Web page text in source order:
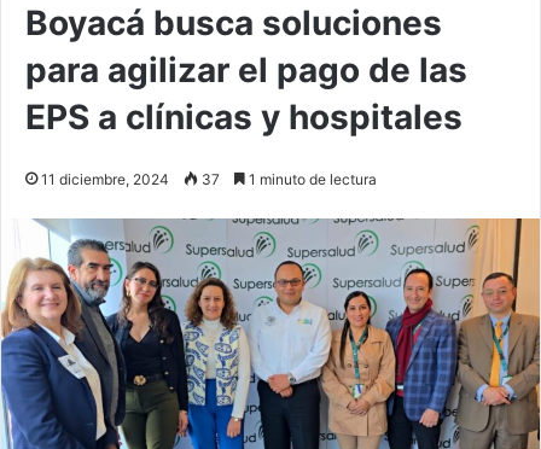
Boyacá busca soluciones
para agilizar el pago de las
EPS a clínicas y hospitales
11 diciembre, 2024 37 1 minuto de lectura